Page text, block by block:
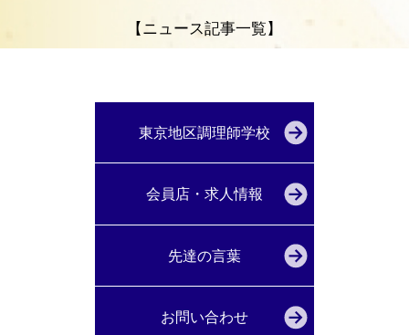
【ニュース記事一覧】
東京地区調理師学校
会員店・求人情報
先達の言葉
お問い合わせ